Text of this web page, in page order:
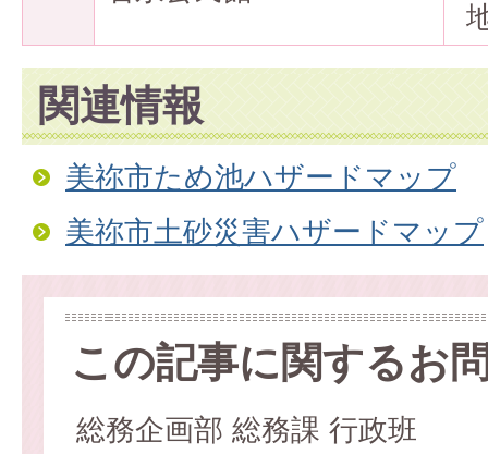
関連情報
美祢市ため池ハザードマップ
美祢市土砂災害ハザードマップ
この記事に関するお
総務企画部 総務課 行政班